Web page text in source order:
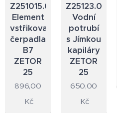
Z251015.09
Element
vstřikovacího
čerpadla
B7
ZETOR
25
896,00
Kč
Z25123.00
Vodní
potrubí
s Jímkou
kapiláry
ZETOR
25
650,00
Kč